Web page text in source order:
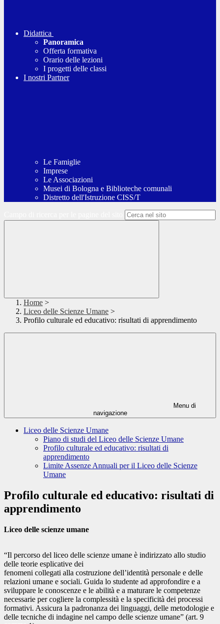
Didattica
Panoramica
Offerta formativa
Orario delle lezioni
I progetti delle classi
I nostri Partner
Le Famiglie
Imprese
Le Associazioni
Musei di Bologna e Biblioteche comunali
Distretto dell'Istruzione CISS/T
Home >
Liceo delle Scienze Umane >
Profilo culturale ed educativo: risultati di apprendimento
Menu di
navigazione
Liceo delle Scienze Umane
Piano di studi del Liceo delle Scienze Umane
Profilo culturale ed educativo: risultati di
apprendimento
Limite Assenze Annuali per il Liceo delle Scienze
Umane
Profilo culturale ed educativo: risultati di
apprendimento
Liceo delle scienze umane
“Il percorso del liceo delle scienze umane è indirizzato allo studio
delle teorie esplicative dei
fenomeni collegati alla costruzione dell’identità personale e delle
relazioni umane e sociali. Guida lo studente ad approfondire e a
sviluppare le conoscenze e le abilità e a maturare le competenze
necessarie per cogliere la complessità e la specificità dei processi
formativi. Assicura la padronanza dei linguaggi, delle metodologie e
delle tecniche di indagine nel campo delle scienze umane” (art. 9